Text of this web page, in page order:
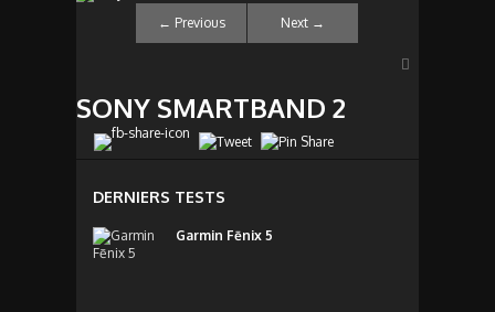
← Previous Next →
SONY SMARTBAND 2
DERNIERS TESTS
Garmin Fēnix 5